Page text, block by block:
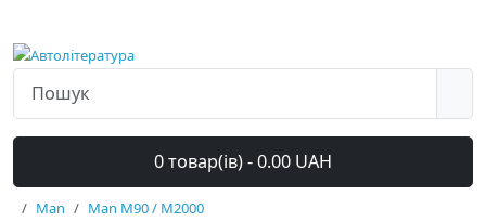
0 товар(ів) - 0.00 UAH
Man
Man M90 / M2000